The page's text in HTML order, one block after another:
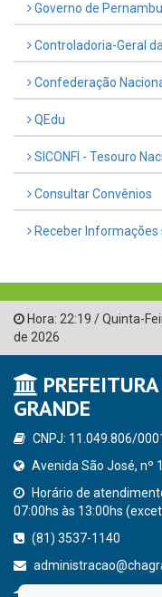
Governo de
Controladoria-Geral
Confederação
QEdu
SICONFI - Tesouro
Consultar Convênios
Receber Informações
Hora: 22:19 /Quinta-
de 2026
GRANDE
CNPJ: 11.049.806/
Avenida São José, nº
Horário de
07:00hs às 13:00hs
(81) 3537-1140